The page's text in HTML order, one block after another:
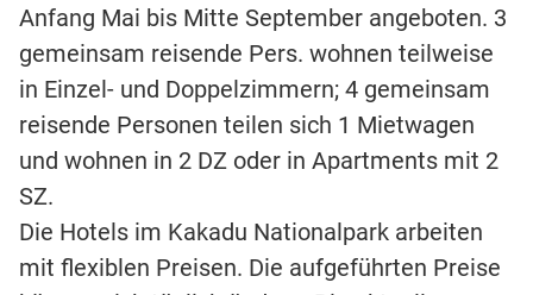
Anfang Mai bis Mitte September angeboten. 3
gemeinsam reisende Pers. wohnen teilweise
in Einzel- und Doppelzimmern; 4 gemeinsam
reisende Personen teilen sich 1 Mietwagen
und wohnen in 2 DZ oder in Apartments mit 2
SZ.
Die Hotels im Kakadu Nationalpark arbeiten
mit flexiblen Preisen. Die aufgeführten Preise